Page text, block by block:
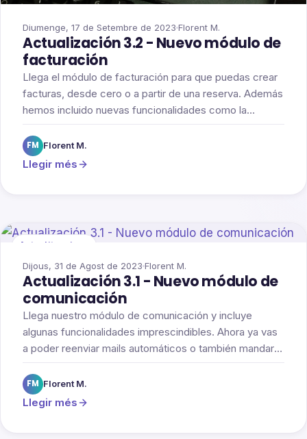
Diumenge, 17 de Setembre de 2023 Florent M.
Actualización 3.2 - Nuevo módulo de
facturación
Llega el módulo de facturación para que puedas crear
facturas, desde cero o a partir de una reserva. Además
hemos incluido nuevas funcionalidades como la
posibilidad de notificar las altas y bajas para
extraescolares y altas para los demás módulos, entre
otras.
FM Florent M.
Llegir més
Actualitzacions
Dijous, 31 de Agost de 2023 Florent M.
Actualización 3.1 - Nuevo módulo de
comunicación
Llega nuestro módulo de comunicación y incluye
algunas funcionalidades imprescindibles. Ahora ya vas
a poder reenviar mails automáticos o también mandar
comunicaciones por e-mail y sms, ambas
personalizadas, a un grupo de reservas.
FM Florent M.
Llegir més